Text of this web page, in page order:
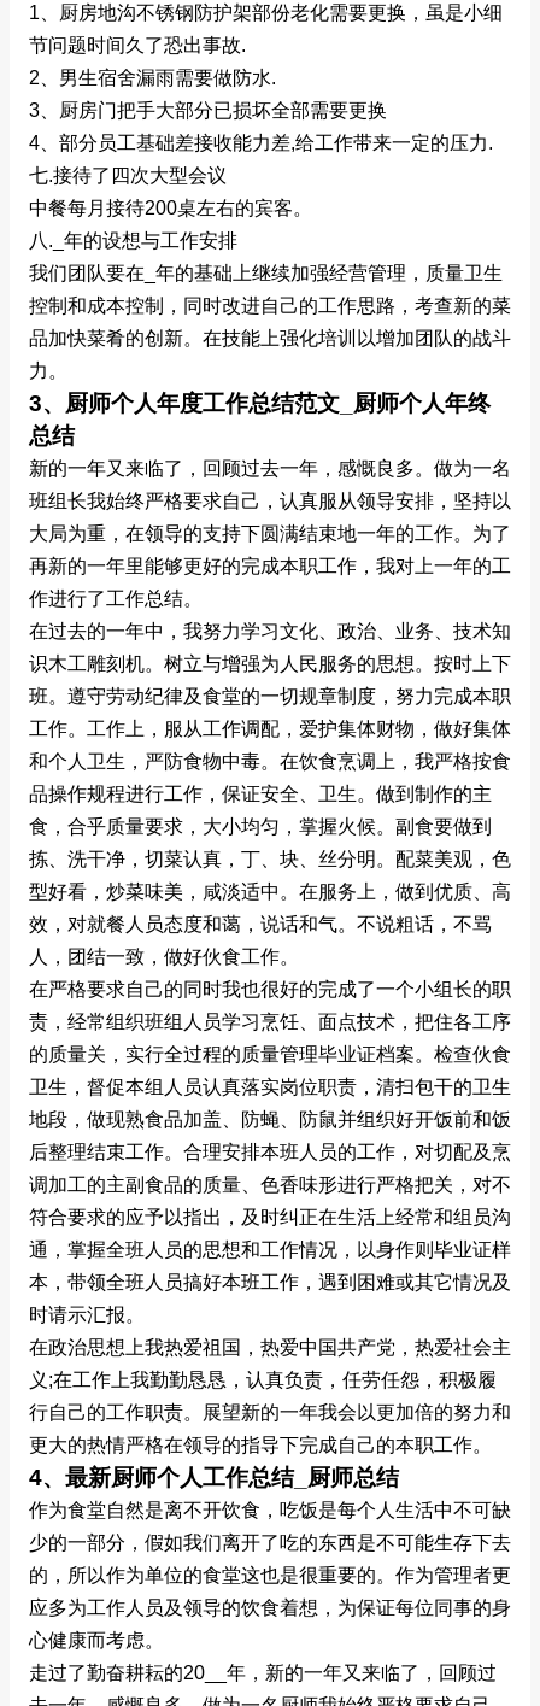
1、厨房地沟不锈钢防护架部份老化需要更换，虽是小细
节问题时间久了恐出事故.
2、男生宿舍漏雨需要做防水.
3、厨房门把手大部分已损坏全部需要更换
4、部分员工基础差接收能力差,给工作带来一定的压力.
七.接待了四次大型会议
中餐每月接待200桌左右的宾客。
八._年的设想与工作安排
我们团队要在_年的基础上继续加强经营管理，质量卫生
控制和成本控制，同时改进自己的工作思路，考查新的菜
品加快菜肴的创新。在技能上强化培训以增加团队的战斗
力。
3、厨师个人年度工作总结范文_厨师个人年终
总结
新的一年又来临了，回顾过去一年，感慨良多。做为一名
班组长我始终严格要求自己，认真服从领导安排，坚持以
大局为重，在领导的支持下圆满结束地一年的工作。为了
再新的一年里能够更好的完成本职工作，我对上一年的工
作进行了工作总结。
在过去的一年中，我努力学习文化、政治、业务、技术知
识木工雕刻机。树立与增强为人民服务的思想。按时上下
班。遵守劳动纪律及食堂的一切规章制度，努力完成本职
工作。工作上，服从工作调配，爱护集体财物，做好集体
和个人卫生，严防食物中毒。在饮食烹调上，我严格按食
品操作规程进行工作，保证安全、卫生。做到制作的主
食，合乎质量要求，大小均匀，掌握火候。副食要做到
拣、洗干净，切菜认真，丁、块、丝分明。配菜美观，色
型好看，炒菜味美，咸淡适中。在服务上，做到优质、高
效，对就餐人员态度和蔼，说话和气。不说粗话，不骂
人，团结一致，做好伙食工作。
在严格要求自己的同时我也很好的完成了一个小组长的职
责，经常组织班组人员学习烹饪、面点技术，把住各工序
的质量关，实行全过程的质量管理毕业证档案。检查伙食
卫生，督促本组人员认真落实岗位职责，清扫包干的卫生
地段，做现熟食品加盖、防蝇、防鼠并组织好开饭前和饭
后整理结束工作。合理安排本班人员的工作，对切配及烹
调加工的主副食品的质量、色香味形进行严格把关，对不
符合要求的应予以指出，及时纠正在生活上经常和组员沟
通，掌握全班人员的思想和工作情况，以身作则毕业证样
本，带领全班人员搞好本班工作，遇到困难或其它情况及
时请示汇报。
在政治思想上我热爱祖国，热爱中国共产党，热爱社会主
义;在工作上我勤勤恳恳，认真负责，任劳任怨，积极履
行自己的工作职责。展望新的一年我会以更加倍的努力和
更大的热情严格在领导的指导下完成自己的本职工作。
4、最新厨师个人工作总结_厨师总结
作为食堂自然是离不开饮食，吃饭是每个人生活中不可缺
少的一部分，假如我们离开了吃的东西是不可能生存下去
的，所以作为单位的食堂这也是很重要的。作为管理者更
应多为工作人员及领导的饮食着想，为保证每位同事的身
心健康而考虑。
走过了勤奋耕耘的20__年，新的一年又来临了，回顾过